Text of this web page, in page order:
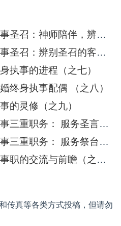
【终身执事】终身执事圣召：神师陪伴，辨别圣召（之五）
【终身执事】终身执事圣召：辨别圣召的客观标准（之六）
执事的进程（之七）
终身执事配偶 （之八）
的灵修（之九）
【终身执事】终身执事三重职务： 服务圣言与训导职务（之十）
【终身执事】终身执事三重职务： 服务祭台、圣化职务 （之十一）
【终身执事】终身执事职的交流与前瞻（之十三）
传真等各类方式投稿，但请勿